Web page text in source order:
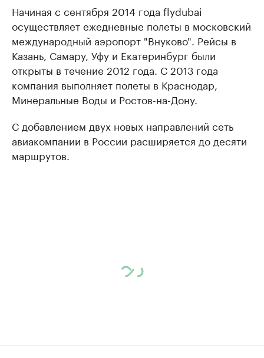
Начиная с сентября 2014 года flydubai
осуществляет ежедневные полеты в московский
международный аэропорт "Внуково". Рейсы в
Казань, Самару, Уфу и Екатеринбург были
открыты в течение 2012 года. С 2013 года
компания выполняет полеты в Краснодар,
Минеральные Воды и Ростов-на-Дону.
С добавлением двух новых направлений сеть
авиакомпании в России расширяется до десяти
маршрутов.